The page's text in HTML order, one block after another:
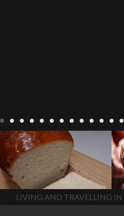
Recepten Wonen
baken in
Frankrijk bakken in de
Vendee
brood bakken
brood met gist gist brood
het beste brood hoe moet
ik brood bakken is melk
brood gezond is melkbrood
gezond mama's brood melk
brood melk brood en
In The Vendee